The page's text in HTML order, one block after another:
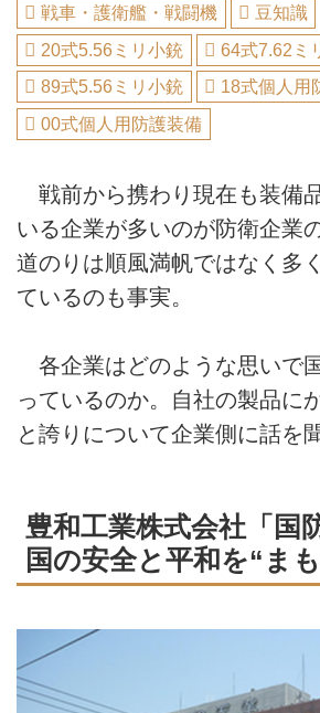
戦車・護衛艦・戦闘機
豆知識
20式5.56ミリ小銃
64式7.62ミ
89式5.56ミリ小銃
18式個人用
00式個人用防護装備
戦前から携わり現在も装備
いる企業が多いのが防衛企業
道のりは順風満帆ではなく多
ているのも事実。
各企業はどのような思いで
っているのか。自社の製品に
と誇りについて企業側に話を
豊和工業株式会社「国
国の安全と平和を“まも